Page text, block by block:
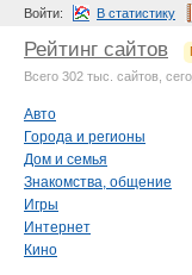
Войти: В статистику
Рейтинг сайтов
Всего 302 тыс. сайтов,
Авто
Города и регионы
Дом и семья
Знакомства, общение
Игры
Интернет
Кино